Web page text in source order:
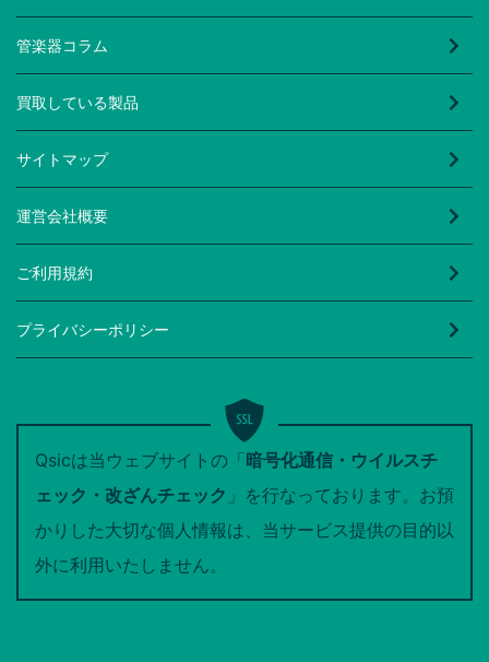
管楽器コラム
買取している製品
サイトマップ
運営会社概要
ご利用規約
プライバシーポリシー
Qsicは当ウェブサイトの「暗号化通信・ウイルスチ
ェック・改ざんチェック 」を行なっております。お預
かりした大切な個人情報は、当サービス提供の目的以
外に利用いたしません。